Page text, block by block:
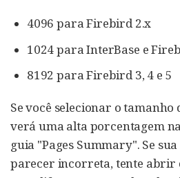
4096 para Firebird 2.x
1024 para InterBase e
8192 para Firebird 3, 4 e 5
Se você selecionar o
verá uma alta porcentagem
guia "Pages Summary". Se
parecer incorreta, tente abrir